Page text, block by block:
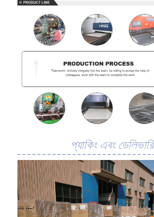
কারখানা ভ্রমণ
মান নিয়ন্ত্রণ
আমাদের সাথে যোগাযোগ করুন
সব ক্ষেত্রেই
স্টেইনলেস স্টীল জাল বেল্ট
সর্পিল তারের জাল
উচ্চ তাপমাত্রা তারের জাল
খাদ্য জাল বেল্ট
প্যাকিং এবং ডেলিভারি